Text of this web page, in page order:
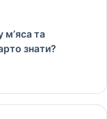
м’яса та
знати?